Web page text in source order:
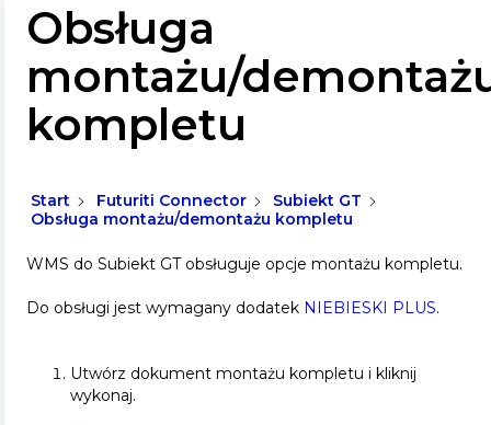
Obsługa
montażu/
kompletu
Start Futuriti Connector
Subiekt GT
Obsługa montażu/demontażu kompletu
WMS do Subiekt GT obsługuje opcje montażu kompletu.
Do obsługi jest wymagany dodatek NIEBIESKI PLUS.
Utwórz dokument montażu kompletu i kliknij
wykonaj.